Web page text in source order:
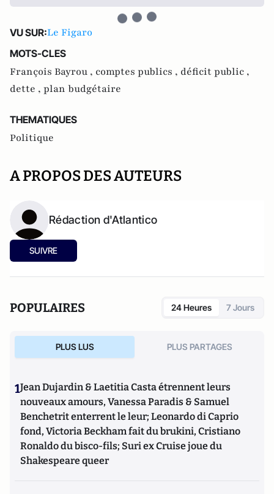
VU SUR:Le Figaro
MOTS-CLES
François Bayrou , comptes publics , déficit public ,
dette , plan budgétaire
THEMATIQUES
Politique
A PROPOS DES AUTEURS
Rédaction d'Atlantico
SUIVRE
POPULAIRES 24 Heures 7 Jours
PLUS LUS PLUS PARTAGES
1Jean Dujardin & Laetitia Casta étrennent leurs
nouveaux amours, Vanessa Paradis & Samuel
Benchetrit enterrent le leur; Leonardo di Caprio
fond, Victoria Beckham fait du brukini, Cristiano
Ronaldo du bisco-fils; Suri ex Cruise joue du
Shakespeare queer